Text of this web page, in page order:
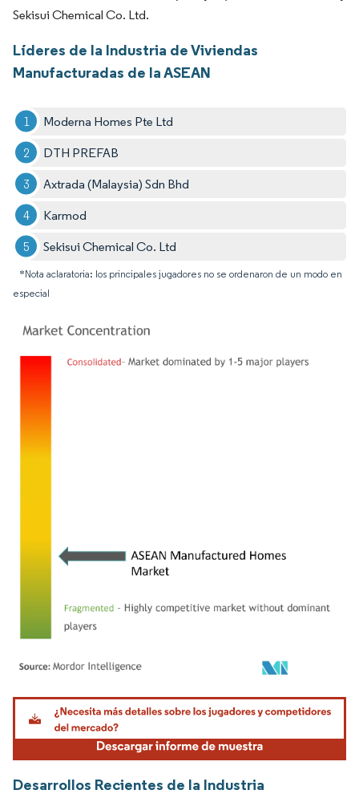
Sekisui Chemical Co. Ltd.
Líderes de la Industria de Viviendas
Manufacturadas de la ASEAN
Moderna Homes Pte Ltd
DTH PREFAB
Axtrada (Malaysia) Sdn Bhd
Karmod
Sekisui Chemical Co. Ltd
*Nota aclaratoria: los principales jugadores no se ordenaron de un modo en
especial
Imagen © Mordor Intelligence. El uso requiere atribución según CC BY 4.0.
Desarrollos Recientes de la Industria